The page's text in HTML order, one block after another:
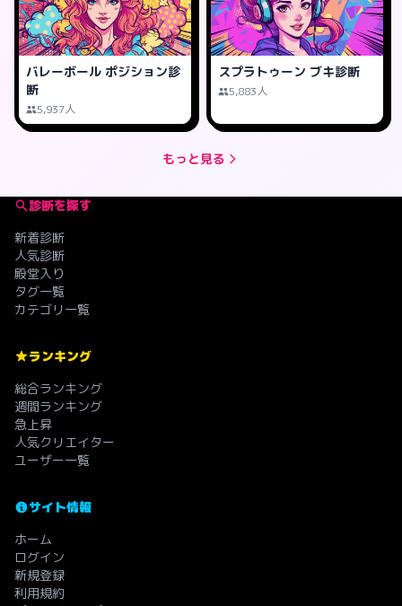
バレーボール ポジション診
断
5,937人
スプラトゥーン ブキ診断
5,883人
もっと見る
診断を探す
新着診断
人気診断
殿堂入り
タグ一覧
カテゴリ一覧
ランキング
総合ランキング
週間ランキング
急上昇
人気クリエイター
ユーザー一覧
サイト情報
ホーム
ログイン
新規登録
利用規約